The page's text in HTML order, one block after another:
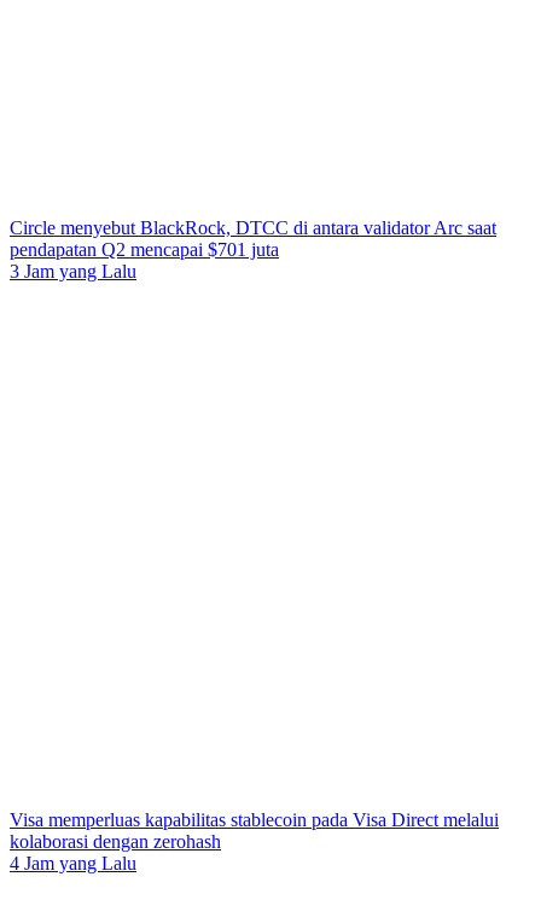
Circle menyebut BlackRock, DTCC di antara validator Arc saat
pendapatan Q2 mencapai $701 juta
3 Jam yang Lalu
Visa memperluas kapabilitas stablecoin pada Visa Direct melalui
kolaborasi dengan zerohash
4 Jam yang Lalu